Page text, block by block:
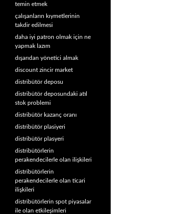
temin etmek
çalışanların kıymetlerinin
takdir edilmesi
daha iyi patron olmak için ne
yapmak lazım
dışarıdan yönetici almak
discount zincir market
distribütör deposu
distribütör deposundaki atıl
stok problemi
distribütör kazanç oranı
distribütör plasiyeri
distribütör plasyeri
distribütörlerin
perakendecilerle olan ilişkileri
distribütörlerin
perakendecilerle olan ticari
ilişkileri
distribütörlerin spot piyasalar
ile olan etkileşimleri